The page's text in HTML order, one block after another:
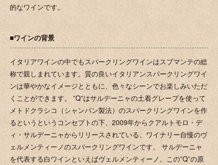
的なワインです。
■ワインの背景
イタリアワインの中でもスパークリングワインはスプマンテの総
称で親しまれています。質の良いイタリアンスパークリングワイ
ンは華やかなイメージとともに、色々なシーンでお楽しみいただ
くことができます。 ”Q”はサルデーニャの土着グレープを使って
メトドクラシコ（シャンパン製法）のスパークリングワインを作
るというというコンセプトの下、2009年からクアルトモロ・デ
ィ・サルデーニャからリリースされている、ワイナリー自慢のヴ
ェルメンティーノのスパークリングワインです。 サルデーニャ
を代表する白ワインといえばヴェルメンティーノ。この”Q”の原